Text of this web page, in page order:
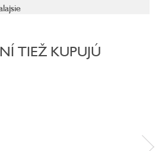
TIEŽ KUPUJÚ